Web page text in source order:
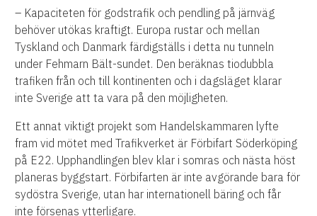
– Kapaciteten för godstrafik och pendling på järnväg
behöver utökas kraftigt. Europa rustar och mellan
Tyskland och Danmark färdigställs i detta nu tunneln
under Fehmarn Bält-sundet. Den beräknas tiodubbla
trafiken från och till kontinenten och i dagsläget klarar
inte Sverige att ta vara på den möjligheten.
Ett annat viktigt projekt som Handelskammaren lyfte
fram vid mötet med Trafikverket är Förbifart Söderköping
på E22. Upphandlingen blev klar i somras och nästa höst
planeras byggstart. Förbifarten är inte avgörande bara för
sydöstra Sverige, utan har internationell bäring och får
inte försenas ytterligare.